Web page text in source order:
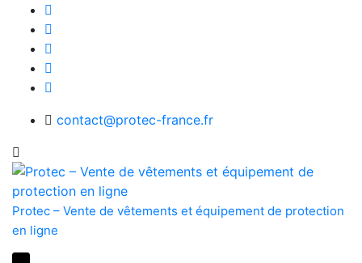
content
contact@protec-france.fr
Protec – Vente de vêtements et équipement de protection
en ligne